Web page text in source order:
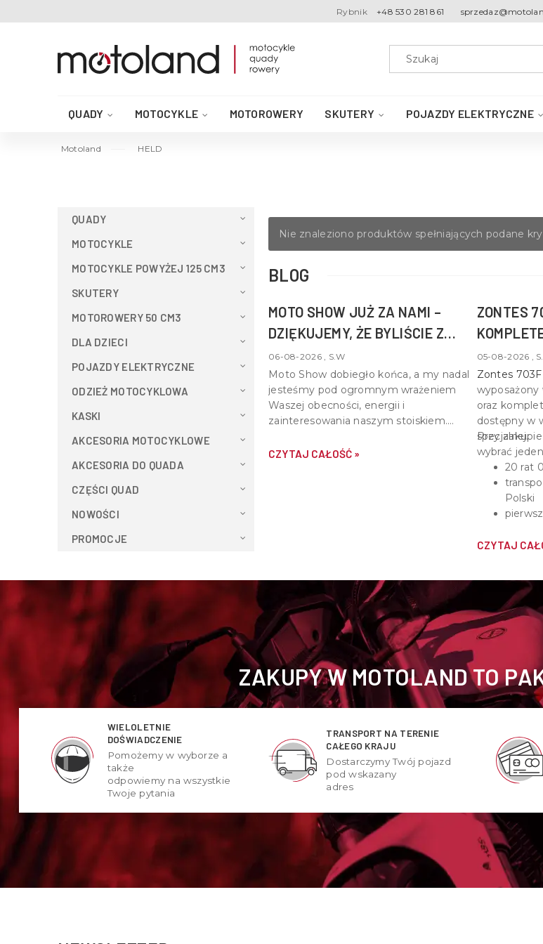
Rybnik +48 530 281 861
QUADY MOTOCYKLE MOTOROWERY SKUTERY POJAZDY ELEKTRYCZNE
AKCESORIA DO QUADA
Motoland HELD
QUADY
MOTOCYKLE
MOTOCYKLE POWYŻEJ 125 CM3
SKUTERY
MOTOROWERY 50 CM3
DLA DZIECI
POJAZDY ELEKTRYCZNE
ODZIEŻ MOTOCYKLOWA
KASKI
AKCESORIA MOTOCYKLOWE
AKCESORIA DO QUADA
CZĘŚCI QUAD
NOWOŚCI
PROMOCJE
Nie znaleziono produktów spełniających podane
BLOG
MOTO SHOW JUŻ ZA NAMI –
DZIĘKUJEMY, ŻE BYLIŚCIE Z
NAMI!
06-08-2026 , S.W
Moto Show dobiegło końca, a my nadal
jesteśmy pod ogromnym wrażeniem
Waszej obecności, energii i
zainteresowania naszym stoiskiem.
chwilę, aby nas odwiedzić,
CZYTAJ CAŁOŚĆ »
ZONTES
BONUSEM
05-08-2026 ,
Zontes
oraz
dostępny w
specjalnej.
Przy
wybrać
20 rat
Polski
CZYTAJ
ZAKUPY W MOTOLAND TO
WIELOLETNIE
DOŚWIADCZENIE
Pomożemy w wyborze a
także
odpowiemy na wszystkie
Twoje pytania
TRANSPORT NA TERENIE
CAŁEGO KRAJU
Dostarczymy Twój pojazd
pod wskazany
adres